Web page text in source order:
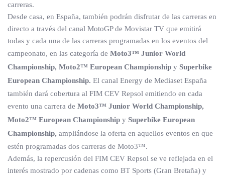
carreras.
Desde casa, en España, también podrán disfrutar de las carreras en
directo a través del canal MotoGP de Movistar TV que emitirá
todas y cada una de las carreras programadas en los eventos del
campeonato, en las categoría de Moto3™ Junior World
Championship, Moto2™ European Championship y Superbike
European Championship. El canal Energy de Mediaset España
también dará cobertura al FIM CEV Repsol emitiendo en cada
evento una carrera de Moto3™ Junior World Championship,
Moto2™ European Championship y Superbike European
Championship, ampliándose la oferta en aquellos eventos en que
estén programadas dos carreras de Moto3™.
Además, la repercusión del FIM CEV Repsol se ve reflejada en el
interés mostrado por cadenas como BT Sports (Gran Bretaña) y